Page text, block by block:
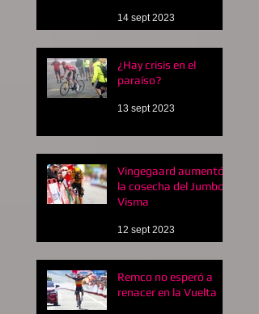
14 sept 2023
¿Hay crisis en el
paraíso?
13 sept 2023
Vingegaard aumentó
la cosecha del Jumbo
Visma
12 sept 2023
Remco no esperó a
renacer en la Vuelta